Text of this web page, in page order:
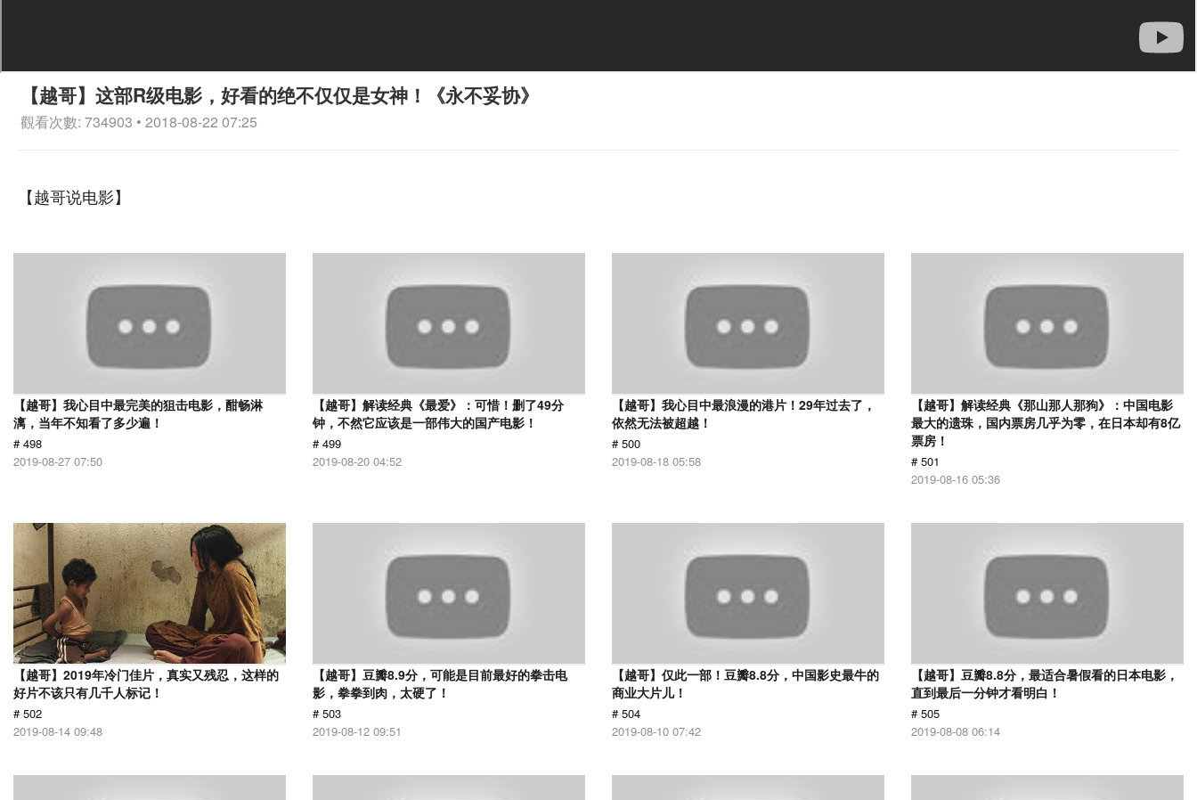
【越哥】这部R级电影，好看的绝不仅仅是女神！《永不妥协》
觀看次數: 734903 • 2018-08-22 07:25
【越哥说电影】
【越哥】我心目中最完美的狙击电影，酣畅淋
漓，当年不知看了多少遍！
# 498
2019-08-27 07:50
【越哥】解读经典《最爱》：可惜！删了49分
钟，不然它应该是一部伟大的国产电影！
# 499
2019-08-20 04:52
【越哥】我心目中最浪漫的港片！29年过去了，
依然无法被超越！
# 500
2019-08-18 05:58
【越哥】解读经典《那山那人那狗》：中国电影
最大的遗珠，国内票房几乎为零，在日本却有8亿
票房！
# 501
2019-08-16 05:36
【越哥】2019年冷门佳片，真实又残忍，这样的
好片不该只有几千人标记！
# 502
2019-08-14 09:48
【越哥】豆瓣8.9分，可能是目前最好的拳击电
影，拳拳到肉，太硬了！
# 503
2019-08-12 09:51
【越哥】仅此一部！豆瓣8.8分，中国影史最牛的
商业大片儿！
# 504
2019-08-10 07:42
【越哥】豆瓣8.8分，最适合暑假看的日本电影，
直到最后一分钟才看明白！
# 505
2019-08-08 06:14